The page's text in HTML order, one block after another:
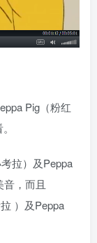
Pig（粉红
拉）及Peppa
，而且
）及Peppa